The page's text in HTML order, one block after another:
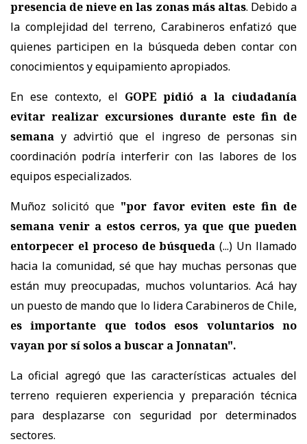
presencia de nieve en las zonas más altas. Debido a
la complejidad del terreno, Carabineros enfatizó que
quienes participen en la búsqueda deben contar con
conocimientos y equipamiento apropiados.
En ese contexto, el GOPE pidió a la ciudadanía
evitar realizar excursiones durante este fin de
semana y advirtió que el ingreso de personas sin
coordinación podría interferir con las labores de los
equipos especializados.
Muñoz solicitó que "por favor eviten este fin de
semana venir a estos cerros, ya que que pueden
entorpecer el proceso de búsqueda (...) Un llamado
hacia la comunidad, sé que hay muchas personas que
están muy preocupadas, muchos voluntarios. Acá hay
un puesto de mando que lo lidera Carabineros de Chile,
es importante que todos esos voluntarios no
vayan por sí solos a buscar a Jonnatan".
La oficial agregó que las características actuales del
terreno requieren experiencia y preparación técnica
para desplazarse con seguridad por determinados
sectores.